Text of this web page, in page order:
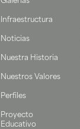
Infraestructura
Noticias
Nuestra Historia
Nuestros Valores
Perfiles
Proyecto
Educativo